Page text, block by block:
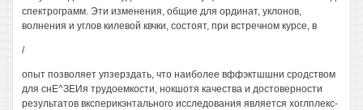
спектрограмм. Эти изменения, общие для ординат, уклонов,
волнения и углов килевой квчки, состоят, при встречном курсе, в
/
опыт позволяет упзерздать, что наиболее вффэктшшни сродством
для снЕ^ЗЕИя трудоемкости, нокшотя качества и достоверности
результатов вксперикэнтального исследования является хоглплекс-